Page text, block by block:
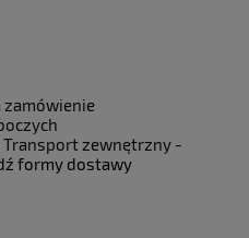
zamówienie
Transport zewnętrzny -
formy dostawy